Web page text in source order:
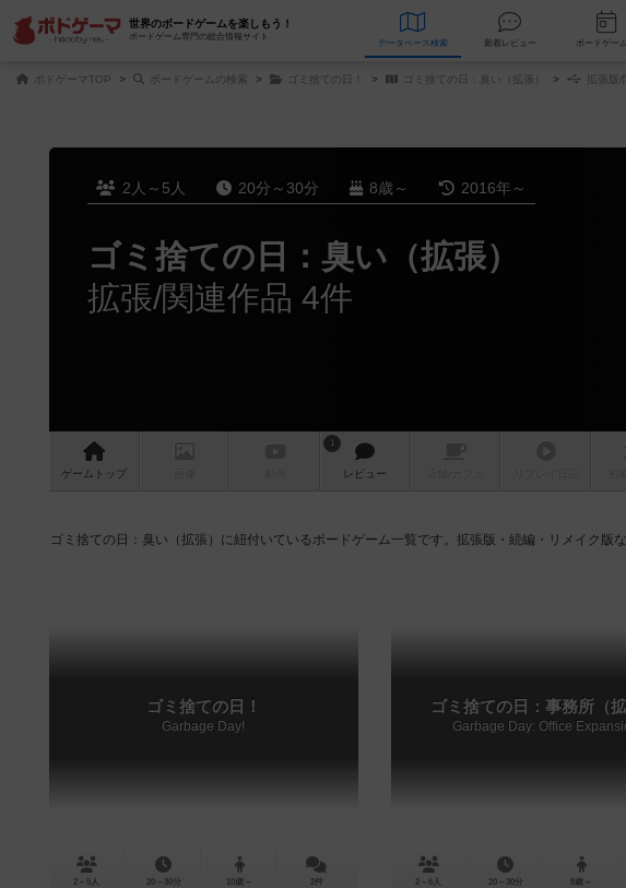
世界のボードゲームを楽しもう！
ボードゲーム専門の総合情報サイト
データベース 検索 新着レビュー
ボドゲーマTOP ボードゲームの検索 ゴミ捨ての日！ ゴミ捨ての日：臭い（拡張） 拡張版/
2人～5人 20分～30分 8歳～ 2016年～
ゴミ捨ての日：臭い（拡張）
拡張/関連作品 4件
ゲーム トップ
1
レビュー
ゴミ捨ての日：臭い（拡張）に紐付いているボードゲーム一覧です。拡張版・続編・リメイク版
ゴミ捨ての日！
Garbage Day!
2～5人 20～30分 10歳～ 2件
ゴミ捨ての日：事務所（拡
Garbage Day: Office
2～6人 20～30分 8歳～